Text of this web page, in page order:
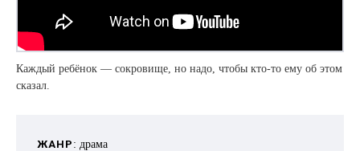
Каждый ребёнок — сокровище, но надо, чтобы кто-то ему об этом
сказал.
ЖАНР : драма